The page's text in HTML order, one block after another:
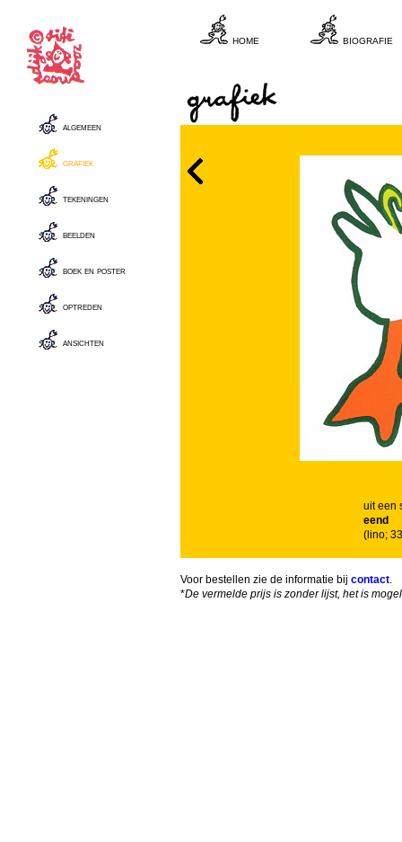
uit een
eend
(lino;
Voor bestellen zie de informatie bij contact.
*De vermelde prijs is zonder lijst, het is